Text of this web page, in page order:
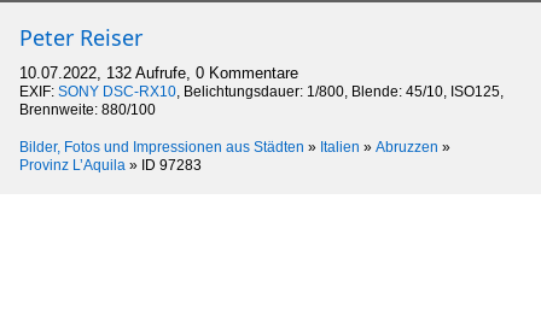
Peter Reiser
10.07.2022, 132 Aufrufe, 0 Kommentare
EXIF: SONY DSC-RX10, Belichtungsdauer: 1/800, Blende: 45/10, ISO125,
Brennweite: 880/100
Bilder, Fotos und Impressionen aus Städten » Italien » Abruzzen »
Provinz L’Aquila » ID 97283